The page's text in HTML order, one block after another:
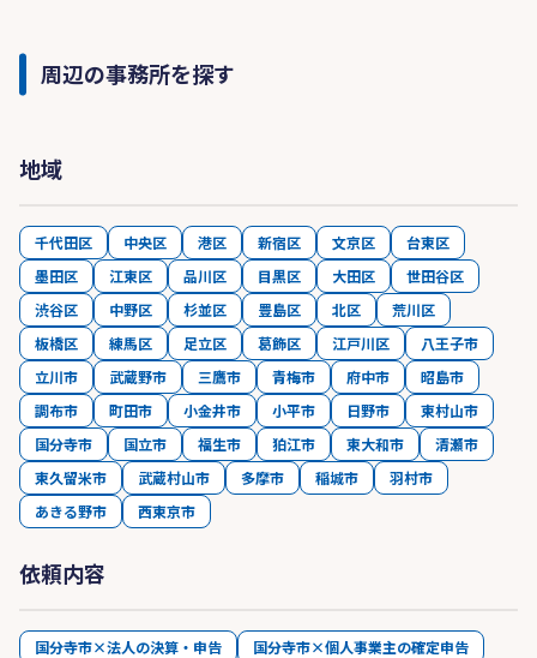
周辺の事務所を探す
地域
千代田区 中央区 港区 新宿区 文京区
台東区
墨田区
江東区 品川区 目黒区 大田区
世田谷区
渋谷区
中野区 杉並区 豊島区 北区
荒川区
板橋区
練馬区 足立区 葛飾区 江戸川区
八王子市
立川市
武蔵野市 三鷹市 青梅市 府中市
昭島市
調布市
町田市 小金井市 小平市 日野市
東村山市
国分寺市
国立市 福生市 狛江市 東大和市
清瀬市
東久留米市
武蔵村山市 多摩市 稲城市
羽村市
あきる野市
西東京市
依頼内容
国分寺市×法人の決算・申告
国分寺市×個人事業主の確定申告